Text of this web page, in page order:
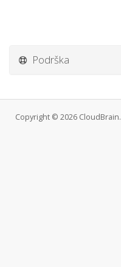
Podrška
Copyright © 2026